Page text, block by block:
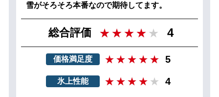
雪がそろそろ本番なので期待してます。
総合評価 4
価格満足度 5
氷上性能 4